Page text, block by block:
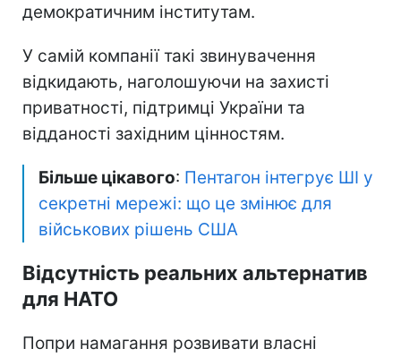
демократичним інститутам.
У самій компанії такі звинувачення
відкидають, наголошуючи на захисті
приватності, підтримці України та
відданості західним цінностям.
Більше цікавого: Пентагон інтегрує ШІ у
секретні мережі: що це змінює для
військових рішень США
Відсутність реальних альтернатив
для НАТО
Попри намагання розвивати власні